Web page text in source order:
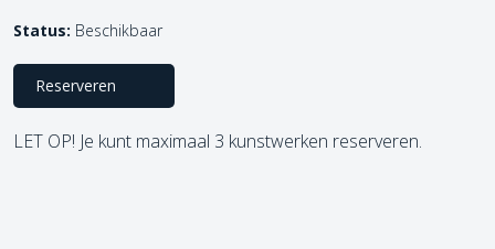
Status: Beschikbaar
Reserveren
LET OP! Je kunt maximaal 3 kunstwerken reserveren.